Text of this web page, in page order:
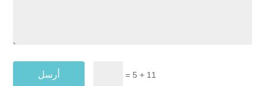
أرسل 11 + 5
=